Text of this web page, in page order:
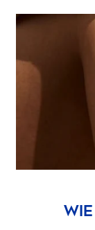
WIE